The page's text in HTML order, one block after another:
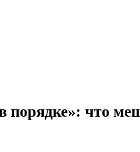
порядке»: что